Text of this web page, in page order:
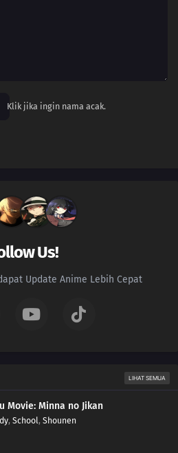
Klik jika ingin nama acak.
Us!
Update Anime Lebih Cepat
LIHAT SEMUA
Movie: Minna no Jikan
, School, Shounen